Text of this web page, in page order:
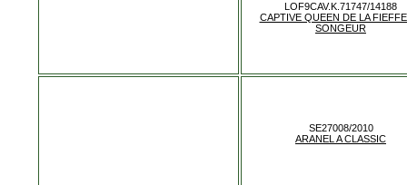
LOF9CAV.K.71747/14188
CAPTIVE QUEEN DE LA
SONGEUR
SE27008/2010
ARANEL A CLASSIC